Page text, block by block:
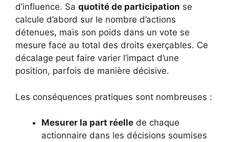
d’influence. Sa quotité de participation se
calcule d’abord sur le nombre d’actions
détenues, mais son poids dans un vote se
mesure face au total des droits exerçables. Ce
décalage peut faire varier l’impact d’une
position, parfois de manière décisive.
Les conséquences pratiques sont nombreuses :
Mesurer la part réelle de chaque
actionnaire dans les décisions soumises